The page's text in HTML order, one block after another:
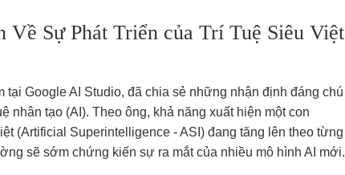
Sự Phát Triển của Trí Tuệ Siêu Việt
tại Google AI Studio, đã chia sẻ những nhận định đáng chú
nhân tạo (AI). Theo ông, khả năng xuất hiện một con
(Artificial Superintelligence - ASI) đang tăng lên theo từng
sẽ sớm chứng kiến sự ra mắt của nhiều mô hình AI mới.